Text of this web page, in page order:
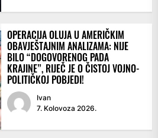
OPERACIJA OLUJA U AMERIČKIM
OBAVJEŠTAJNIM ANALIZAMA: NIJE
BILO “DOGOVORENOG PADA
KRAJINE”, RIJEČ JE O ČISTOJ VOJNO-
POLITIČKOJ POBJEDI!
Ivan
7. Kolovoza 2026.